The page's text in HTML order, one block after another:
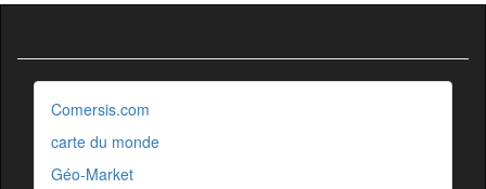
Comersis.com
carte du monde
Géo-Market